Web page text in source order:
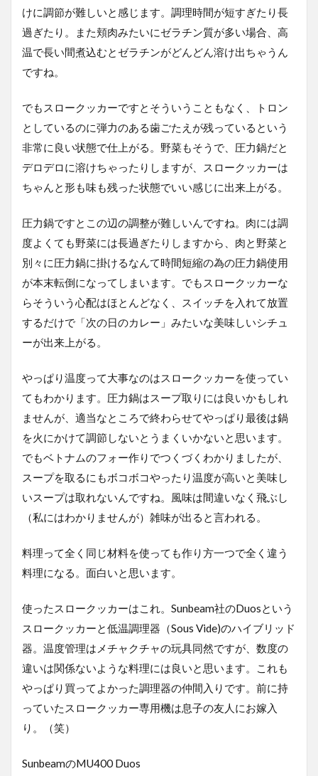
けに調節が難しいと感じます。調理時間が短すぎたり長
過ぎたり。また頬肉みたいにゼラチン質が多い場合、高
温で長い間煮込むとゼラチンがどんどん溶け出ちゃうん
ですね。
でもスロークッカーですとそういうこともなく、トロン
としているのに弾力のある歯ごたえが残っているという
非常に良い状態で仕上がる。野菜もそうで、圧力鍋だと
デロデロに溶けちゃったりしますが、スロークッカーは
ちゃんと形も味も残った状態でいい感じに出来上がる。
圧力鍋ですとこの辺の調整が難しいんですね。肉には調
度よくても野菜には長過ぎたりしますから、肉と野菜と
別々に圧力鍋に掛けるなんて時間短縮の為の圧力鍋使用
が本末転倒になってしまいます。でもスロークッカーな
らそういう心配はほとんどなく、スイッチを入れて放置
するだけで「次の日のカレー」みたいな美味しいシチュ
ーが出来上がる。
やっぱり温度って大事なのはスロークッカーを使ってい
てもわかります。圧力鍋はスープ取りには良いかもしれ
ませんが、適当なところで終わらせてやっぱり最後は鍋
を火にかけて調節しないとうまくいかないと思います。
でもベトナムのフォー作りでつくづくわかりましたが、
スープを取るにもボコボコやったり温度が高いと美味し
いスープは取れないんですね。風味は間違いなく飛ぶし
（私にはわかりませんが）雑味が出ると言われる。
料理って全く同じ材料を使っても作り方一つで全く違う
料理になる。面白いと思います。
使ったスロークッカーはこれ。Sunbeam社のDuosという
スロークッカーと低温調理器（Sous Vide)のハイブリッド
器。温度管理はメチャクチャの玩具同然ですが、数度の
違いは関係ないような料理には良いと思います。これも
やっぱり買ってよかった調理器の仲間入りです。前に持
っていたスロークッカー専用機は息子の友人にお嫁入
り。（笑）
SunbeamのMU400 Duos